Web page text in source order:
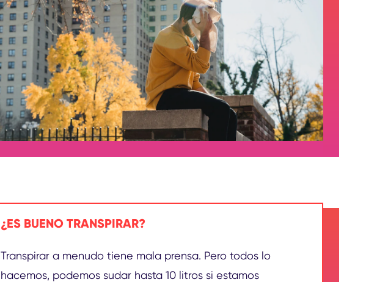
¿ES BUENO TRANSPIRAR?
Transpirar a menudo tiene mala prensa. Pero todos lo
hacemos, podemos sudar hasta 10 litros si estamos